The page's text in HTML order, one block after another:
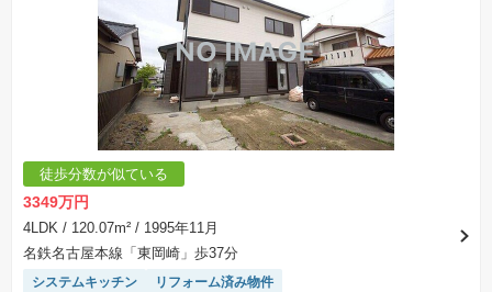
負会社によるもので、当該建築請負会社以外で建てた場合、同様のものが同価格で建てられる
とは限りません。また建築請負会社を特定するものではありません。
※建築条件付き土地とは、その土地に建築する建物の建築請負契約が、一定期間内に成立する
ことを条件として売買される土地のことをいいます。建築請負契約成立に向けて設計プランを
協議するため、土地購入者が自己の希望する建物の設計協議をするために必要な相当の期間の
交渉期間が設定され、その期間内で希望を満たすプランが実現できたかどうかにより結論を出
します。なお、この期間は概ね3ヶ月程度とされています。納得のいくプランが出来ず、建築請
負契約が成立しない場合、土地売買契約は白紙に戻り、土地契約にかかった代金（土地代金、
手付金など）は名目のいかんに関わらず、全て返却されます。
※課税対象物件の「価格」や「費用等」は消費税込みの「総額表示」で統一しています。
※「本体価格」とは、課税対象物件においては「消費税を除いた建物価格」と「土地価格」の
合計額を指します。
表示されておりません。
※取引にかかる費用：物件の契約手続き、決済、引き渡し時にかかる費用を表示しています。
不動産会社によって表記有無が異なるため、ご自身で十分な確認をしていただくようにお願い
いたします。
場合があります。
徒歩分数が似ている
3349万円
4LDK / 120.07m² / 1995年11月
名鉄名古屋本線「東岡崎」歩37分
システムキッチン
リフォーム済み物件